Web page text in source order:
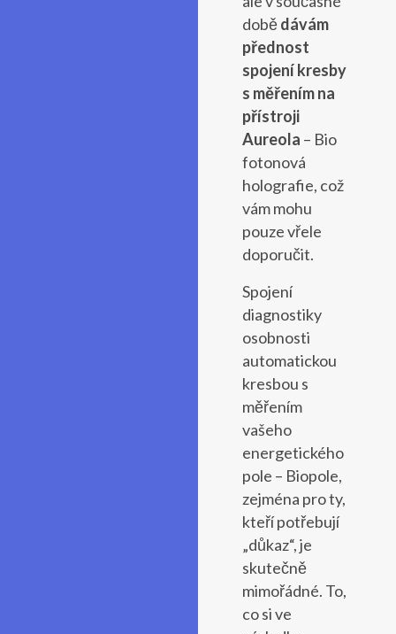
dobědávám
přednost
spojení kresby
s měřením na
přístroji
Aureola – Bio
fotonová
holografie, což
vám mohu
pouze vřele
doporučit.
Spojení
diagnostiky
osobnosti
automatickou
kresbou s
měřením
vašeho
energetického
pole – Biopole,
zejména pro ty,
kteří potřebují
„důkaz“, je
skutečně
mimořádné. To,
co si ve